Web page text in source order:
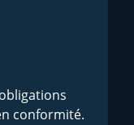
conformité.